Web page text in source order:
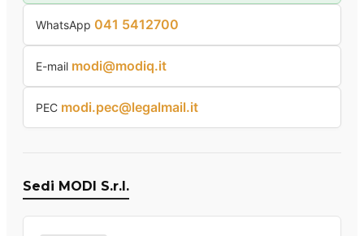
WhatsApp 041 5412700
E-mail modi@modiq.it
PEC modi.pec@legalmail.it
Sedi MODI S.r.l.